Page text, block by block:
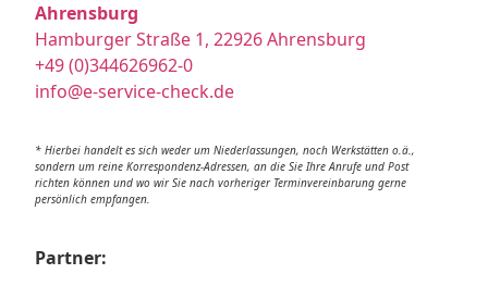
Ahrensburg
Hamburger Straße 1, 22926 Ahrensburg
+49 (0)344626962-0
info@e-service-check.de
* Hierbei handelt es sich weder um Niederlassungen, noch Werkstätten o.ä.,
sondern um reine Korrespondenz-Adressen, an die Sie Ihre Anrufe und Post
richten können und wo wir Sie nach vorheriger Terminvereinbarung gerne
persönlich empfangen.
Partner: